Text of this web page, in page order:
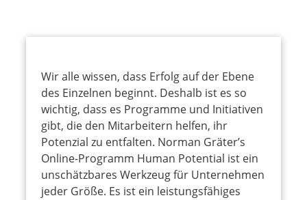
Wir alle wissen, dass Erfolg auf der Ebene
des Einzelnen beginnt. Deshalb ist es so
wichtig, dass es Programme und Initiativen
gibt, die den Mitarbeitern helfen, ihr
Potenzial zu entfalten. Norman Gräter’s
Online-Programm Human Potential ist ein
unschätzbares Werkzeug für Unternehmen
jeder Größe. Es ist ein leistungsfähiges